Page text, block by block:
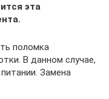
эта
поломка
В данном случае,
Замена